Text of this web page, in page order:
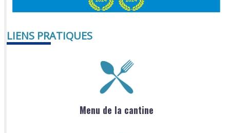
LIENS PRATIQUES
Menu de la cantine